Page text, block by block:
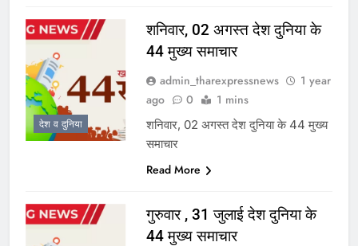
देश व दुनिया
शनिवार, 02 अगस्त देश दुनिया के
44 मुख्य समाचार
admin_tharexpressnews
1 year
ago
0 1 mins
शनिवार, 02 अगस्त देश दुनिया के 44 मुख्य
समाचार
Read More
गुरुवार , 31 जुलाई देश दुनिया के
44 मुख्य समाचार